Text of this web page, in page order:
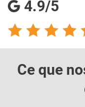
4.9/5
Ce que